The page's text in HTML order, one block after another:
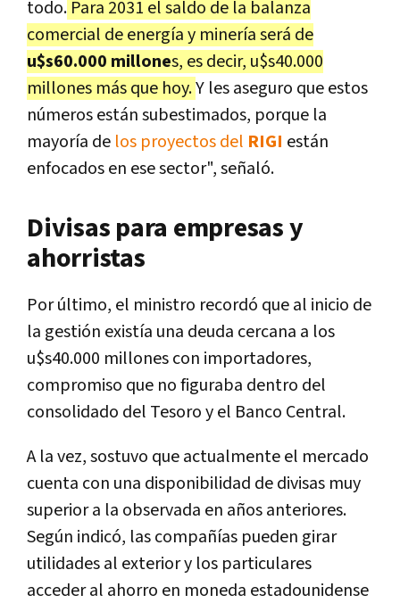
todo. Para 2031 el saldo de la balanza
comercial de energía y minería será de
u$s60.000 millones, es decir, u$s40.000
millones más que hoy.Y les aseguro que estos
números están subestimados, porque la
mayoría de los proyectos del RIGI están
enfocados en ese sector", señaló.
Divisas para empresas y
ahorristas
Por último, el ministro recordó que al inicio de
la gestión existía una deuda cercana a los
u$s40.000 millones con importadores,
compromiso que no figuraba dentro del
consolidado del Tesoro y el Banco Central.
A la vez, sostuvo que actualmente el mercado
cuenta con una disponibilidad de divisas muy
superior a la observada en años anteriores.
Según indicó, las compañías pueden girar
utilidades al exterior y los particulares
acceder al ahorro en moneda estadounidense